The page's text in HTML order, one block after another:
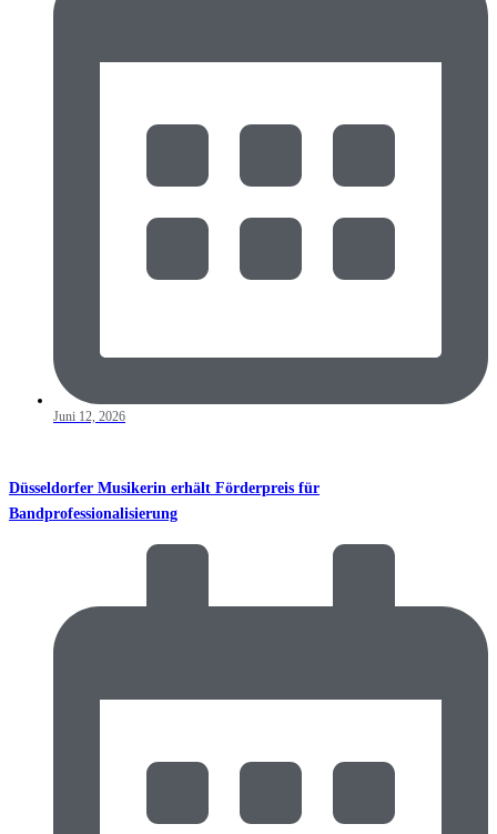
Juni 12, 2026
Düsseldorfer Musikerin erhält Förderpreis für
Bandprofessionalisierung